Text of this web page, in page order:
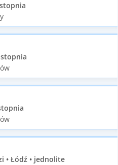
• Łódź • jednolite